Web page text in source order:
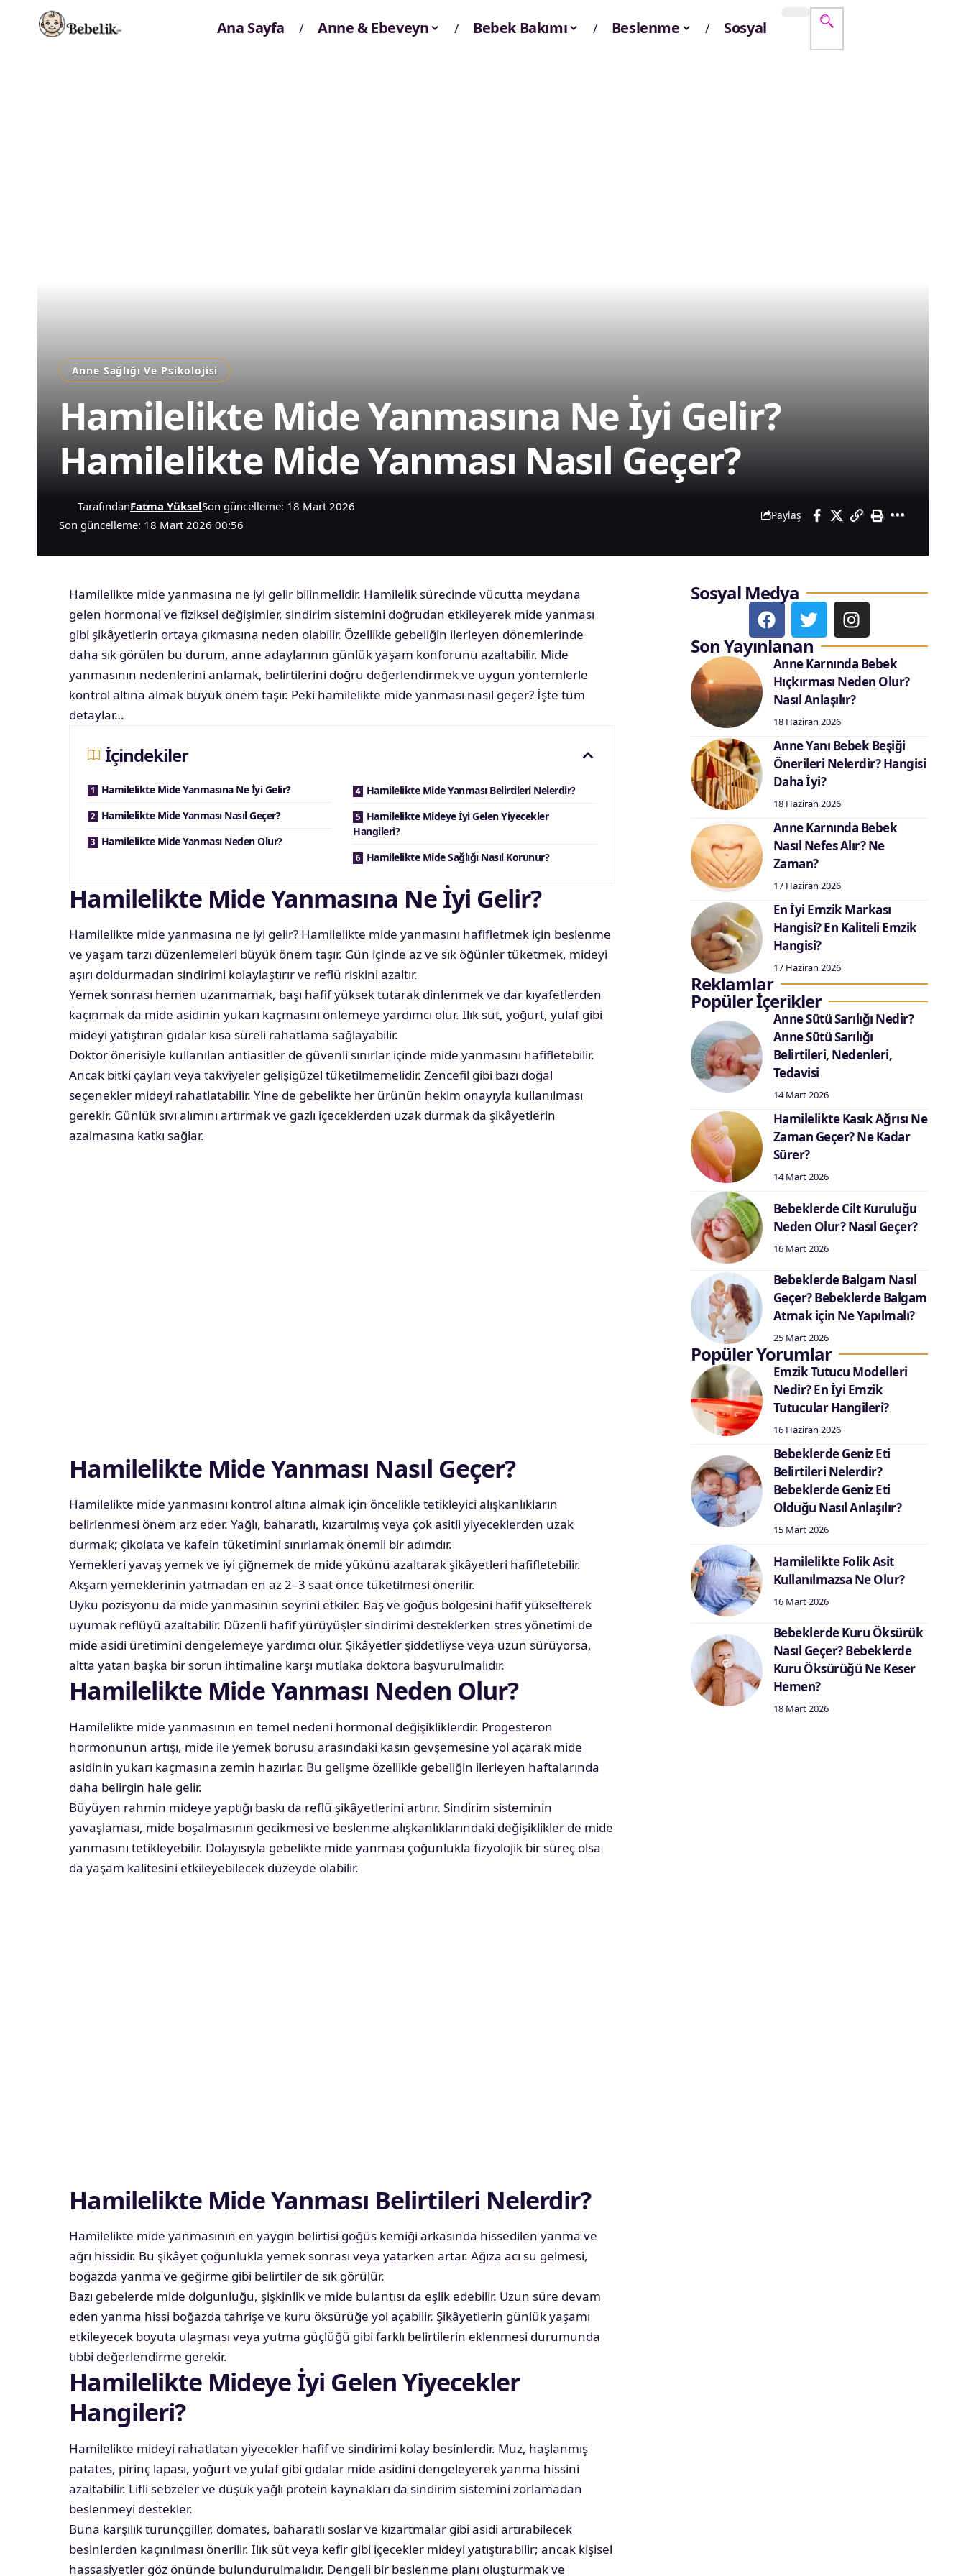
Ana Sayfa Anne & Ebeveyn Bebek Bakımı Beslenme Sosyal
Anne Sağlığı Ve Psikolojisi
Hamilelikte Mide Yanmasına Ne İyi Gelir?
Hamilelikte Mide Yanması Nasıl Geçer?
Son güncelleme: 18 Mart 2026 00:56
TarafındanFatma YükselSon güncelleme: 18 Mart 2026
Paylaş
Hamilelikte mide yanmasına ne iyi gelir bilinmelidir. Hamilelik sürecinde vücutta meydana
gelen hormonal ve fiziksel değişimler, sindirim sistemini doğrudan etkileyerek mide yanması
gibi şikâyetlerin ortaya çıkmasına neden olabilir. Özellikle gebeliğin ilerleyen dönemlerinde
daha sık görülen bu durum, anne adaylarının günlük yaşam konforunu azaltabilir. Mide
yanmasının nedenlerini anlamak, belirtilerini doğru değerlendirmek ve uygun yöntemlerle
kontrol altına almak büyük önem taşır. Peki hamilelikte mide yanması nasıl geçer? İşte tüm
detaylar…
İçindekiler
Hamilelikte Mide Yanmasına Ne İyi Gelir?
Hamilelikte Mide Yanması Nasıl Geçer?
Hamilelikte Mide Yanması Neden Olur?
Hamilelikte Mide Yanması Belirtileri Nelerdir?
Hamilelikte Mideye İyi Gelen Yiyecekler
Hangileri?
Hamilelikte Mide Sağlığı Nasıl Korunur?
Hamilelikte Mide Yanmasına Ne İyi Gelir?
Hamilelikte mide yanmasına ne iyi gelir? Hamilelikte mide yanmasını hafifletmek için beslenme
ve yaşam tarzı düzenlemeleri büyük önem taşır. Gün içinde az ve sık öğünler tüketmek, mideyi
aşırı doldurmadan sindirimi kolaylaştırır ve reflü riskini azaltır.
Yemek sonrası hemen uzanmamak, başı hafif yüksek tutarak dinlenmek ve dar kıyafetlerden
kaçınmak da mide asidinin yukarı kaçmasını önlemeye yardımcı olur. Ilık süt, yoğurt, yulaf gibi
mideyi yatıştıran gıdalar kısa süreli rahatlama sağlayabilir.
Doktor önerisiyle kullanılan antiasitler de güvenli sınırlar içinde mide yanmasını hafifletebilir.
Ancak bitki çayları veya takviyeler gelişigüzel tüketilmemelidir. Zencefil gibi bazı doğal
seçenekler mideyi rahatlatabilir. Yine de gebelikte her ürünün hekim onayıyla kullanılması
gerekir. Günlük sıvı alımını artırmak ve gazlı içeceklerden uzak durmak da şikâyetlerin
azalmasına katkı sağlar.
Hamilelikte Mide Yanması Nasıl Geçer?
Hamilelikte mide yanmasını kontrol altına almak için öncelikle tetikleyici alışkanlıkların
belirlenmesi önem arz eder. Yağlı, baharatlı, kızartılmış veya çok asitli yiyeceklerden uzak
durmak; çikolata ve kafein tüketimini sınırlamak önemli bir adımdır.
Yemekleri yavaş yemek ve iyi çiğnemek de mide yükünü azaltarak şikâyetleri hafifletebilir.
Akşam yemeklerinin yatmadan en az 2–3 saat önce tüketilmesi önerilir.
Uyku pozisyonu da mide yanmasının seyrini etkiler. Baş ve göğüs bölgesini hafif yükselterek
uyumak reflüyü azaltabilir. Düzenli hafif yürüyüşler sindirimi desteklerken stres yönetimi de
mide asidi üretimini dengelemeye yardımcı olur. Şikâyetler şiddetliyse veya uzun sürüyorsa,
altta yatan başka bir sorun ihtimaline karşı mutlaka doktora başvurulmalıdır.
Hamilelikte Mide Yanması Neden Olur?
Hamilelikte mide yanmasının en temel nedeni hormonal değişikliklerdir. Progesteron
hormonunun artışı, mide ile yemek borusu arasındaki kasın gevşemesine yol açarak mide
asidinin yukarı kaçmasına zemin hazırlar. Bu gelişme özellikle gebeliğin ilerleyen haftalarında
daha belirgin hale gelir.
Büyüyen rahmin mideye yaptığı baskı da reflü şikâyetlerini artırır. Sindirim sisteminin
yavaşlaması, mide boşalmasının gecikmesi ve beslenme alışkanlıklarındaki değişiklikler de mide
yanmasını tetikleyebilir. Dolayısıyla gebelikte mide yanması çoğunlukla fizyolojik bir süreç olsa
da yaşam kalitesini etkileyebilecek düzeyde olabilir.
Hamilelikte Mide Yanması Belirtileri Nelerdir?
Hamilelikte mide yanmasının en yaygın belirtisi göğüs kemiği arkasında hissedilen yanma ve
ağrı hissidir. Bu şikâyet çoğunlukla yemek sonrası veya yatarken artar. Ağıza acı su gelmesi,
boğazda yanma ve geğirme gibi belirtiler de sık görülür.
Bazı gebelerde mide dolgunluğu, şişkinlik ve mide bulantısı da eşlik edebilir. Uzun süre devam
eden yanma hissi boğazda tahrişe ve kuru öksürüğe yol açabilir. Şikâyetlerin günlük yaşamı
etkileyecek boyuta ulaşması veya yutma güçlüğü gibi farklı belirtilerin eklenmesi durumunda
tıbbi değerlendirme gerekir.
Hamilelikte Mideye İyi Gelen Yiyecekler
Hangileri?
Hamilelikte mideyi rahatlatan yiyecekler hafif ve sindirimi kolay besinlerdir. Muz, haşlanmış
patates, pirinç lapası, yoğurt ve yulaf gibi gıdalar mide asidini dengeleyerek yanma hissini
azaltabilir. Lifli sebzeler ve düşük yağlı protein kaynakları da sindirim sistemini zorlamadan
beslenmeyi destekler.
Buna karşılık turunçgiller, domates, baharatlı soslar ve kızartmalar gibi asidi artırabilecek
besinlerden kaçınılması önerilir. Ilık süt veya kefir gibi içecekler mideyi yatıştırabilir; ancak kişisel
hassasiyetler göz önünde bulundurulmalıdır. Dengeli bir beslenme planı oluşturmak ve
Sosyal Medya
Son Yayınlanan
Anne Karnında Bebek
Hıçkırması Neden Olur?
Nasıl Anlaşılır?
18 Haziran 2026
Anne Yanı Bebek Beşiği
Önerileri Nelerdir? Hangisi
Daha İyi?
18 Haziran 2026
Anne Karnında Bebek
Nasıl Nefes Alır? Ne
Zaman?
17 Haziran 2026
En İyi Emzik Markası
Hangisi? En Kaliteli Emzik
Hangisi?
17 Haziran 2026
Reklamlar
Popüler İçerikler
Anne Sütü Sarılığı Nedir?
Anne Sütü Sarılığı
Belirtileri, Nedenleri,
Tedavisi
14 Mart 2026
Hamilelikte Kasık Ağrısı Ne
Zaman Geçer? Ne Kadar
Sürer?
14 Mart 2026
Bebeklerde Cilt Kuruluğu
Neden Olur? Nasıl Geçer?
16 Mart 2026
Bebeklerde Balgam Nasıl
Geçer? Bebeklerde Balgam
Atmak için Ne Yapılmalı?
25 Mart 2026
Popüler Yorumlar
Emzik Tutucu Modelleri
Nedir? En İyi Emzik
Tutucular Hangileri?
16 Haziran 2026
Bebeklerde Geniz Eti
Belirtileri Nelerdir?
Bebeklerde Geniz Eti
Olduğu Nasıl Anlaşılır?
15 Mart 2026
Hamilelikte Folik Asit
Kullanılmazsa Ne Olur?
16 Mart 2026
Bebeklerde Kuru Öksürük
Nasıl Geçer? Bebeklerde
Kuru Öksürüğü Ne Keser
Hemen?
18 Mart 2026